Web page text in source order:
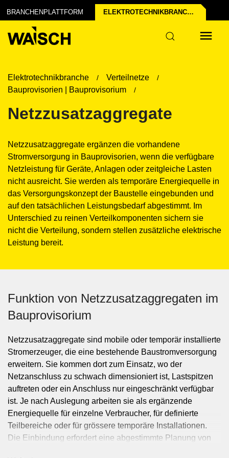
BRANCHENPLATTFORM ELEKTROTECHNIK­BRANCHE
Elektrotechnikbranche
Verteilnetze
Bauprovisorien | Bauprovisorium
Netzzusatzaggregate
Netzzusatzaggregate ergänzen die vorhandene
Stromversorgung in Bauprovisorien, wenn die verfügbare
Netzleistung für Geräte, Anlagen oder zeitgleiche Lasten
nicht ausreicht. Sie werden als temporäre Energiequelle in
das Versorgungskonzept der Baustelle eingebunden und
auf den tatsächlichen Leistungsbedarf abgestimmt. Im
Unterschied zu reinen Verteilkomponenten sichern sie
nicht die Verteilung, sondern stellen zusätzliche elektrische
Leistung bereit.
Funktion von Netzzusatzaggregaten im
Bauprovisorium
Netzzusatzaggregate sind mobile oder temporär installierte
Stromerzeuger, die eine bestehende Baustromversorgung
erweitern. Sie kommen dort zum Einsatz, wo der
Netzanschluss zu schwach dimensioniert ist, Lastspitzen
auftreten oder ein Anschluss nur eingeschränkt verfügbar
ist. Je nach Auslegung arbeiten sie als ergänzende
Energiequelle für einzelne Verbraucher, für definierte
Teilbereiche oder für grössere temporäre Installationen.
Die Einbindung erfordert eine abgestimmte Planung von